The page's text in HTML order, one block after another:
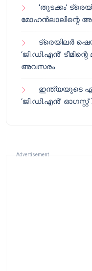
‘തുടക്കം’
മോഹൻലാലിന്റെ
ട്രെയിലർ
‘ജി.ഡി.എൻ’
അവസരം
ഇന്ത്യയുടെ
‘ജി.ഡി.എൻ’
Advertisement